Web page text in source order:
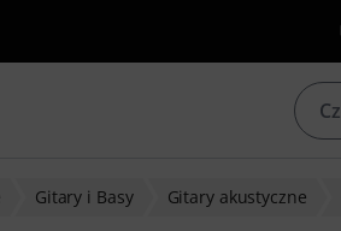
Gitary i Basy Gitary akustyczne